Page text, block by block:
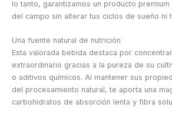
lo tanto, garantizamos un producto
del campo sin alterar tus ciclos de sueño ni
Una fuente natural de nutrición
Esta valorada bebida destaca por
extraordinario gracias a la pureza de su
o aditivos químicos. Al mantener sus
del procesamiento natural, te aporta una
carbohidratos de absorción lenta y fibra